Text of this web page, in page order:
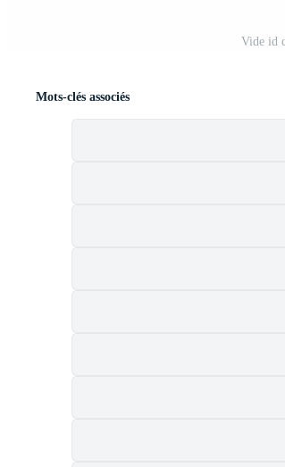
Vide id
Mots-clés associés